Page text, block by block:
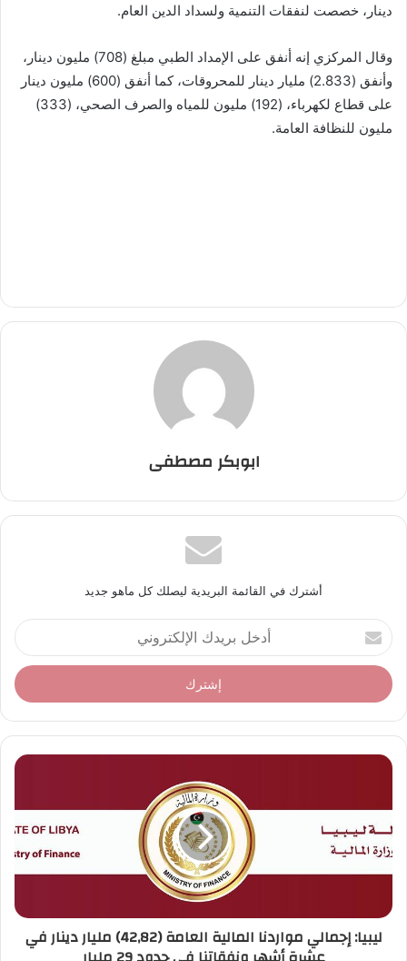
دينار، خصصت لنفقات التنمية ولسداد الدين العام.
وقال المركزي إنه أنفق على الإمداد الطبي مبلغ (708) مليون دينار،
وأنفق (2.833) مليار دينار للمحروقات، كما أنفق (600) مليون دينار
على قطاع لكهرباء، (192) مليون للمياه والصرف الصحي، (333)
مليون للنظافة العامة.
ابوبكر مصطفى
أشترك في القائمة البريدية ليصلك كل ماهو جديد
أ
د
خ
ل
ر
د
إ
ل
ك
ر
ليبيا: إجمالي مواردنا المالية العامة (42,82) مليار دينار في